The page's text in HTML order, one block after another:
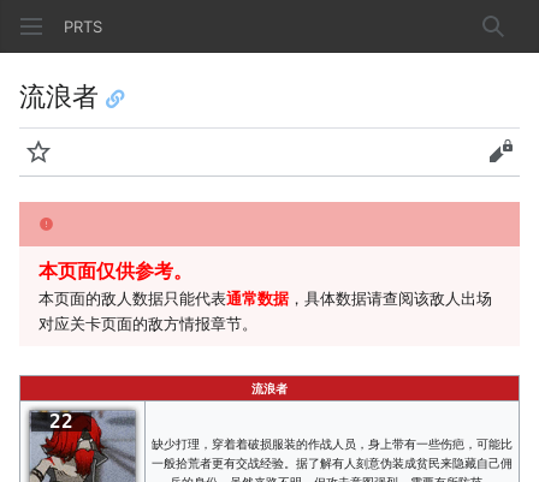
PRTS 搜索
流浪者
监视 查看
本页面仅供参考。
本页面的敌人数据只能代表通常数据 ，具体数据请查阅该敌人出场
对应关卡页面的敌方情报章节。
流浪者
22
缺少打理，穿着着破损服装的作战人员，身上带有一些伤疤，可能比
一般拾荒者更有交战经验。据了解有人刻意伪装成贫民来隐藏自己佣